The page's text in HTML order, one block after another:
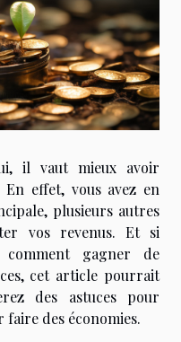
il vaut mieux avoir
effet, vous avez en
plusieurs autres
vos revenus. Et si
comment gagner de
cet article pourrait
des astuces pour
des économies.